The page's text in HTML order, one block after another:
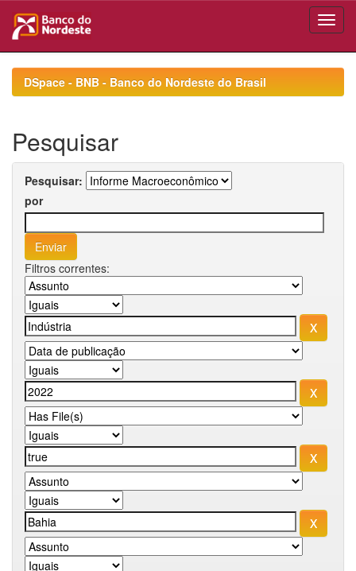
navigationDSpace - BNB - Banco do Nordeste do Brasil
Pesquisar
Pesquisar:
por
Filtros correntes: